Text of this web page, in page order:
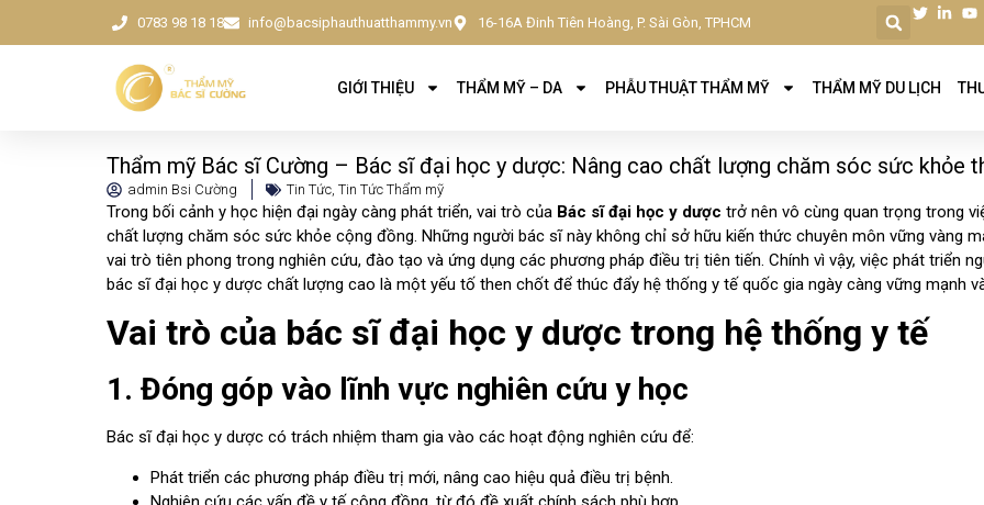
0783 98 18 18 info@bacsiphauthuatthammy.vn 16-16A Đinh Tiên Hoàng, P. Sài Gòn, TPHCM
GIỚI THIỆU THẨM MỸ – DA PHẪU THUẬT THẨM MỸ THẨM MỸ DU LỊCH
Thẩm mỹ Bác sĩ Cường – Bác sĩ đại học y dược: Nâng cao chất lượng chăm sóc sức khỏe
admin Bsi Cường Tin Tức, Tin Tức Thẩm mỹ
Trong bối cảnh y học hiện đại ngày càng phát triển, vai trò của Bác sĩ đại học y dược trở nên vô cùng quan trọng trong
chất lượng chăm sóc sức khỏe cộng đồng. Những người bác sĩ này không chỉ sở hữu kiến thức chuyên môn vững vàng
vai trò tiên phong trong nghiên cứu, đào tạo và ứng dụng các phương pháp điều trị tiên tiến. Chính vì vậy, việc phát triển
bác sĩ đại học y dược chất lượng cao là một yếu tố then chốt để thúc đẩy hệ thống y tế quốc gia ngày càng vững mạnh
Vai trò của bác sĩ đại học y dược trong hệ thống y tế
1. Đóng góp vào lĩnh vực nghiên cứu y học
Bác sĩ đại học y dược có trách nhiệm tham gia vào các hoạt động nghiên cứu để:
Phát triển các phương pháp điều trị mới, nâng cao hiệu quả điều trị bệnh.